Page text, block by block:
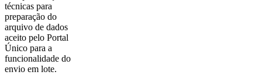
técnicas para
preparação do
arquivo de dados
aceito pelo Portal
Único para a
funcionalidade do
envio em lote.